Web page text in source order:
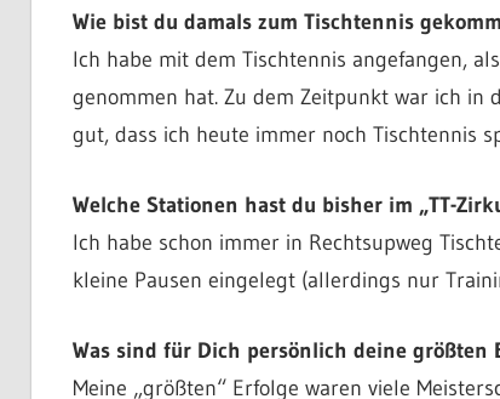
Wie bist du damals zum Tischtennis
Ich habe mit dem Tischtennis angefangen,
genommen hat. Zu dem Zeitpunkt war ich in
gut, dass ich heute immer noch Tischtennis
Welche Stationen hast du bisher im „TT-
Ich habe schon immer in Rechtsupweg
kleine Pausen eingelegt (allerdings nur
Was sind für Dich persönlich deine größten
Meine „größten“ Erfolge waren viele